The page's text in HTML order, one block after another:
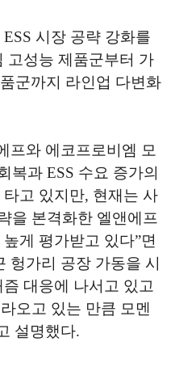
시장 공략 강화를
고성능 제품군부터 가
군까지 라인업 다변화
프와 에코프로비엠 모
복과 ESS 수요 증가의
고 있지만, 현재는 사
을 본격화한 엘앤에프
게 평가받고 있다”면
헝가리 공장 가동을 시
대응에 나서고 있고
오고 있는 만큼 모멘
설명했다.